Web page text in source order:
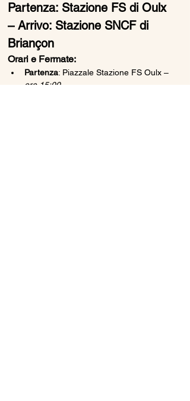
Partenza: Stazione FS di Oulx
– Arrivo: Stazione SNCF di
Briançon
Orari e Fermate:
Partenza: Piazzale Stazione FS Oulx –
ore 15:00